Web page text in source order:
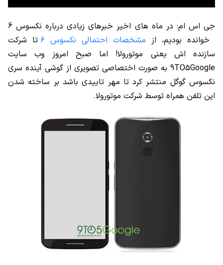
جی اس ام: در ماه های اخیر خبرهای زیادی درباره نکسوس 6
خوانده بودیم، از مشخصات احتمالی نکسوس ۶
تا شرکت
سازنده اش یعنی موتورولا! اما صبح امروز وب سایت
9TO5Google به صورت اختصاصی تصویری از گوشی آینده سری
نکسوس گوگل منتشر کرد تا مهر تاییدی باشد بر ساخته شدن
این تلفن همراه توسط شرکت موتورولا.